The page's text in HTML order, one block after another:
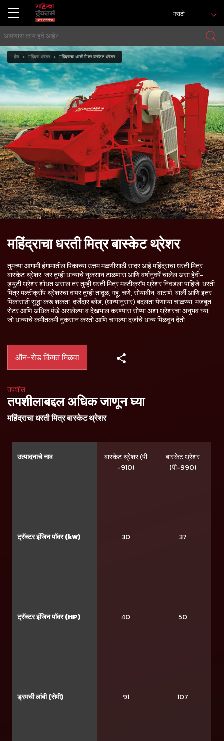
मराठी
होम महिंद्रा थ्रेशर महिंद्राचा धरती मित्र बास्केट थ्रेशर
महिंद्राचा धरती मित्र बास्केट थ्रेशर
तुमच्या आगामी हंगामातील पिकाच्या उत्तम मळणीसाठी सादर आहे महिंद्राचा धरती मित्र
बास्केट थ्रेशर. जर तुम्ही धान्याचे नुकसान टाळणारा आणि वर्षानुवर्षे चालेल असा हेवी-
ड्युटी थ्रेशर शोधत असाल तर तुम्ही धरती मित्र मल्टीक्रॉप थ्रेशर निवडला पाहिजे! धरती
मित्र मल्टीक्रॉप थ्रेशरचा वापर तुम्ही तांदूळ, गहू, चणे, सोयाबीन, वाटाणे, बार्ली आणि इतर
पिकांसाठी सुद्धा करू शकता. दर्जेदार ब्लेड, (धान्यानुसार) बदलता येणाऱ्या चाळण्या, मजबूत
रोटर आणि अधिक पंखे असलेल्या व देखभाल करण्यास सोप्या अशा थ्रेशरचा अनुभव घ्या,
जो धान्याचे कमीतकमी नुकसान करतो आणि चांगल्या दर्जाचे धान्य मिळवून देतो.
ऑन-रोड किंमत मिळवा
तपशील
तपशीलाबद्दल अधिक जाणून घ्या
महिंद्राचा धरती मित्र बास्केट थ्रेशर
उत्पादनाचे नाव
ट्रॅक्टर इंजिन पॉवर (kW)
ट्रॅक्टर इंजिन पॉवर (HP)
ड्रमची लांबी (सेमी)
बास्केट थ्रेशर (पी
-910)
30
40
91
बास्केट थ्रेशर
(पी-990)
37
50
107